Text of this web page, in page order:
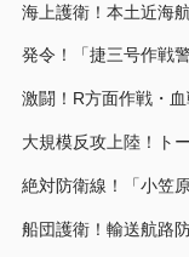
海上護衛！本土近海
発令！「捷三号作戦
激闘！R方面作戦・
大規模反攻上陸！ト
絶対防衛線！「小笠
船団護衛！輸送航路